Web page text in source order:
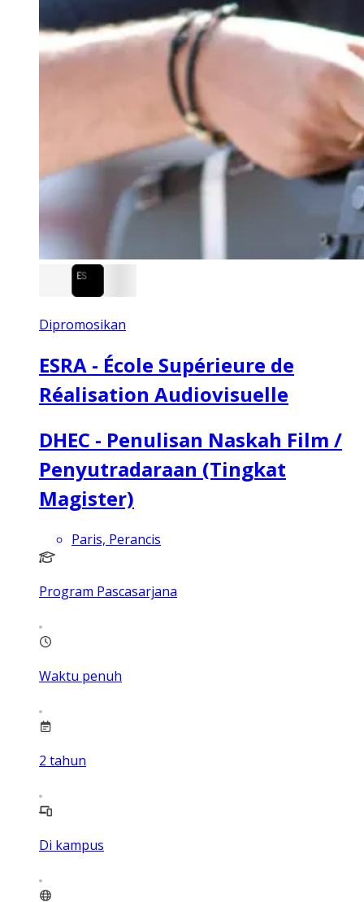
Dipromosikan
ESRA - École Supérieure de
Réalisation Audiovisuelle
DHEC - Penulisan Naskah Film /
Penyutradaraan (Tingkat
Magister)
Paris, Perancis
Program Pascasarjana
Waktu penuh
2 tahun
Di kampus